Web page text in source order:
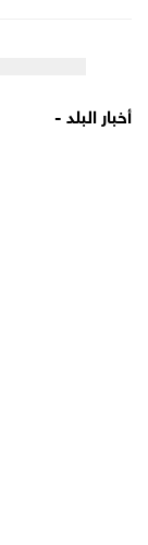
أخبار البلد -